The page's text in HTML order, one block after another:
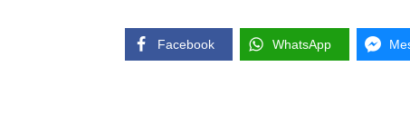
Facebook WhatsApp